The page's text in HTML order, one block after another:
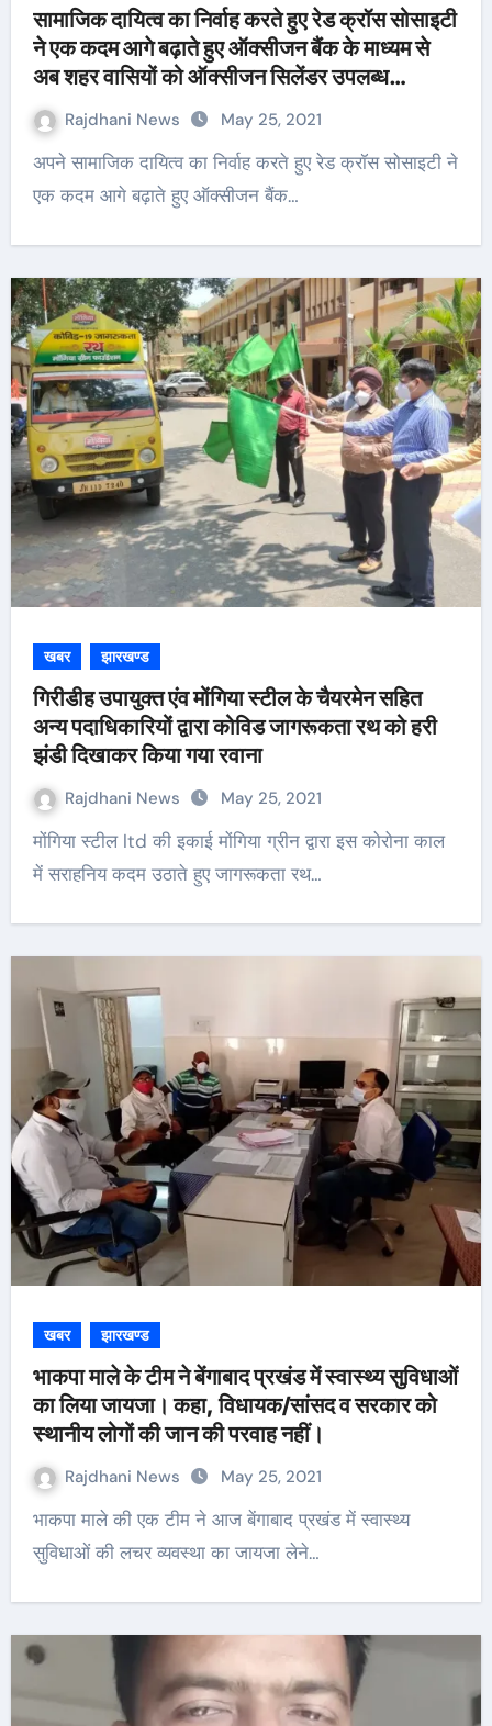
सामाजिक दायित्व का निर्वाह करते हुए रेड क्रॉस सोसाइटी
ने एक कदम आगे बढ़ाते हुए ऑक्सीजन बैंक के माध्यम से
अब शहर वासियों को ऑक्सीजन सिलेंडर उपलब्ध
करवाएगी
Rajdhani News May 25, 2021
अपने सामाजिक दायित्व का निर्वाह करते हुए रेड क्रॉस सोसाइटी ने
एक कदम आगे बढ़ाते हुए ऑक्सीजन बैंक…
खबर झारखण्ड
गिरीडीह उपायुक्त एंव मोंगिया स्टील के चैयरमेन सहित
अन्य पदाधिकारियों द्वारा कोविड जागरूकता रथ को हरी
झंडी दिखाकर किया गया रवाना
Rajdhani News May 25, 2021
मोंगिया स्टील ltd की इकाई मोंगिया ग्रीन द्वारा इस कोरोना काल
में सराहनिय कदम उठाते हुए जागरूकता रथ…
खबर झारखण्ड
भाकपा माले के टीम ने बेंगाबाद प्रखंड में स्वास्थ्य सुविधाओं
का लिया जायजा। कहा, विधायक/सांसद व सरकार को
स्थानीय लोगों की जान की परवाह नहीं।
Rajdhani News May 25, 2021
भाकपा माले की एक टीम ने आज बेंगाबाद प्रखंड में स्वास्थ्य
सुविधाओं की लचर व्यवस्था का जायजा लेने…